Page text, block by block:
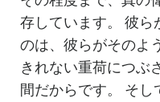
存しています。 彼ら
のは、彼らがそのよ
きれない重荷につぶ
間だからです。 そ